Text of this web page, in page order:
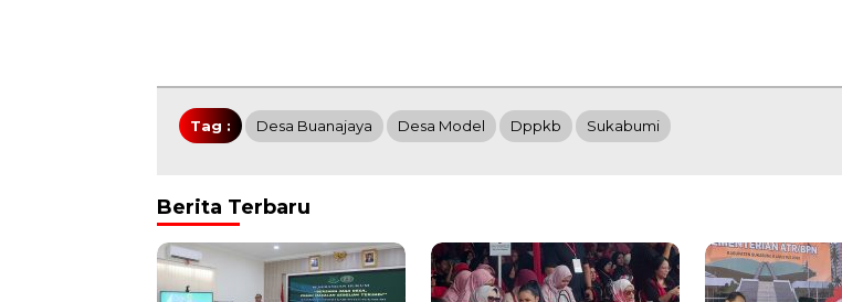
Tag : Desa Buanajaya Desa Model Dppkb Sukabumi
Berita Terbaru